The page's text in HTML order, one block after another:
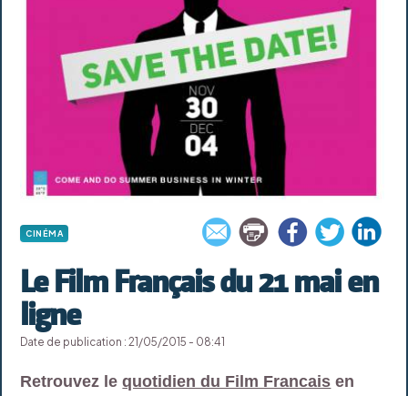
CINÉMA
Le Film Français du 21 mai en
ligne
Date de publication : 21/05/2015 - 08:41
Retrouvez lequotidien du Film Francais en